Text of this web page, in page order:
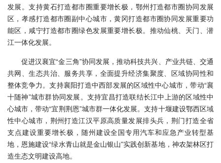
发展。支持黄石打造都市圈重要增长极，鄂州打造都市圈协同发展
区，孝感打造都市圈副中心城市，黄冈打造都市圈协同发展重要功
能区，咸宁打造都市圈绿色发展重要增长极。推动仙桃、天门、潜
江一体化发展。
促进汉襄宜“金三角”协同发展，推动科技共兴、产业共链、交通
共网、生态共治、服务共享，全面提升经济集聚度、区域协同性和
整体竞争力。支持襄阳打造中西部发展的区域性中心城市，带动“襄
十随神”城市群协同发展。支持宜昌打造联结长江中上游的区域性中
心城市，带动“宜荆荆恩”城市群一体化发展。支持十堰建设鄂西区域
性中心城市，荆州打造江汉平原高质量发展排头兵，荆门打造全省
支点建设重要增长极，随州建设全国专用汽车和应急产业转型基
地，恩施建设“绿水青山就是金山银山”实践创新基地，神农架林区打
造生态文明建设高地。